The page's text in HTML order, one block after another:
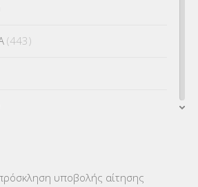
(443)
υποβολής αίτησης